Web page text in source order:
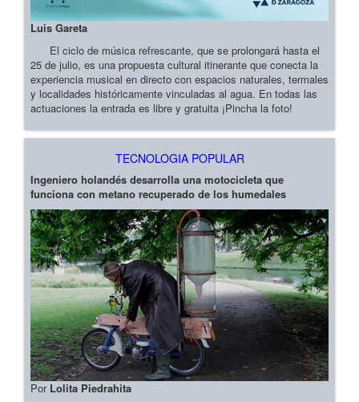
Luis Gareta
El ciclo de música refrescante, que se prolongará hasta el
25 de julio, es una propuesta cultural itinerante que conecta la
experiencia musical en directo con espacios naturales, termales
y localidades históricamente vinculadas al agua. En todas las
actuaciones la entrada es libre y gratuita ¡Pincha la foto!
TECNOLOGIA POPULAR
Ingeniero holandés desarrolla una motocicleta que
funciona con metano recuperado de los humedales
Por Lolita Piedrahita